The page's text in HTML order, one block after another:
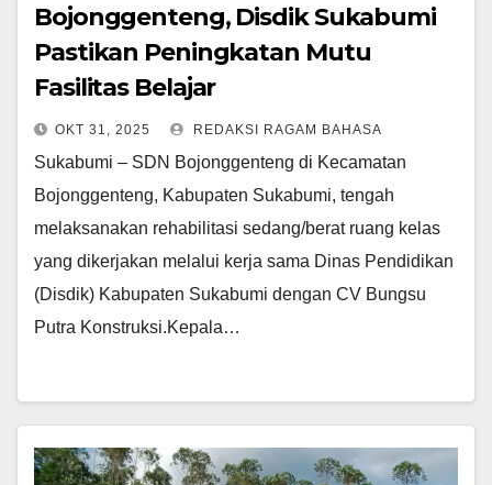
Bojonggenteng, Disdik Sukabumi
Pastikan Peningkatan Mutu
Fasilitas Belajar
OKT 31, 2025 REDAKSI RAGAM BAHASA
Sukabumi – SDN Bojonggenteng di Kecamatan
Bojonggenteng, Kabupaten Sukabumi, tengah
melaksanakan rehabilitasi sedang/berat ruang kelas
yang dikerjakan melalui kerja sama Dinas Pendidikan
(Disdik) Kabupaten Sukabumi dengan CV Bungsu
Putra Konstruksi.Kepala…